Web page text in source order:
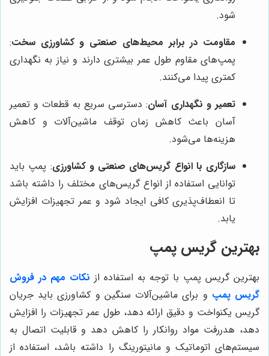
شود.
مقاومت در برابر محیط‌های صنعتی و کشاورزی سخت:
پمپ‌های مقاوم طول عمر بیشتری دارند و نیاز به نگهداری
کمتری پیدا می‌کنند.
تعمیر و نگهداری آسان: دسترسی سریع به قطعات و تعمیر
آسان باعث کاهش زمان توقف ماشین‌آلات و کاهش
هزینه‌ها می‌شود.
سازگاری با انواع گریس‌های صنعتی و کشاورزی: پمپ باید
توانایی استفاده از انواع گریس‌های مختلف را داشته باشد
تا انعطاف‌پذیری کافی ایجاد شود و عمر تجهیزات افزایش
یابد.
بهترین گریس پمپ
بهترین گریس پمپ با توجه به استفاده از نکات مهم در فروش
گریس پمپ و برای ماشین‌آلات سنگین و کشاورزی باید جریان
گریس یکنواخت و دقیق ارائه دهد، طول عمر تجهیزات را افزایش
دهد، هدررفت مواد روانکار را کاهش دهد و قابلیت اتصال به
سیستم‌های اتوماتیک و مانیتورینگ را داشته باشد، استفاده از